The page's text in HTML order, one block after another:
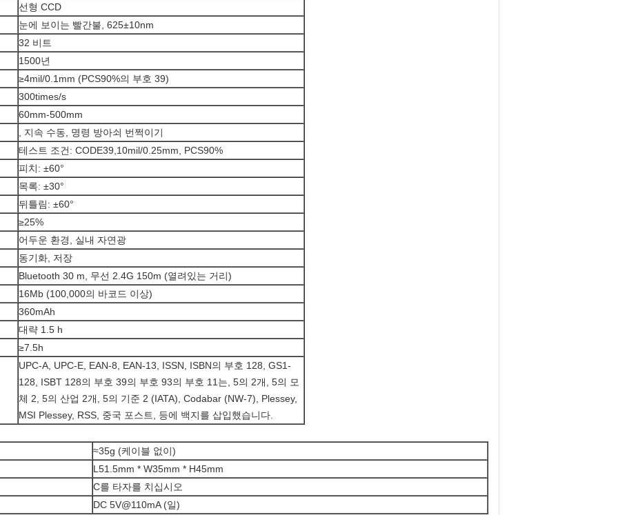
선형 CCD
눈에 보이는 빨간불, 625±10nm
32 비트
1500년
≥4mil/0.1mm (PCS90%의 부호 39)
300times/s
60mm-500mm
, 지속 수동, 명령 방아쇠 번쩍이기
테스트 조건: CODE39,10mil/0.25mm, PCS90%
피치: ±60°
목록: ±30°
뒤틀림: ±60°
≥25%
어두운 환경, 실내 자연광
동기화, 저장
Bluetooth 30 m, 무선 2.4G 150m (열려있는 거리)
16Mb (100,000의 바코드 이상)
360mAh
대략 1.5 h
≥7.5h
UPC-A, UPC-E, EAN-8, EAN-13, ISSN, ISBN의 부호 128, GS1-
128, ISBT 128의 부호 39의 부호 93의 부호 11는, 5의 2개, 5의 모
체 2, 5의 산업 2개, 5의 기준 2 (IATA), Codabar (NW-7), Plessey,
MSI Plessey, RSS, 중국 포스트, 등에 백지를 삽입했습니다.
≈35g (케이블 없이)
L51.5mm * W35mm * H45mm
C를 타자를 치십시오
DC 5V@110mA (일)